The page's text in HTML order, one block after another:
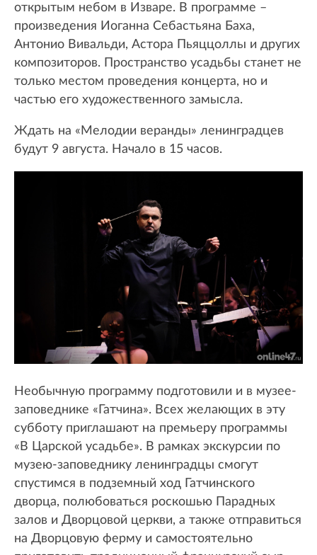
открытым небом в Изваре. В программе –
произведения Иоганна Себастьяна Баха,
Антонио Вивальди, Астора Пьяццоллы и других
композиторов. Пространство усадьбы станет не
только местом проведения концерта, но и
частью его художественного замысла.
Ждать на «Мелодии веранды» ленинградцев
будут 9 августа. Начало в 15 часов.
Необычную программу подготовили и в музее-
заповеднике «Гатчина». Всех желающих в эту
субботу приглашают на премьеру программы
«В Царской усадьбе». В рамках экскурсии по
музею-заповеднику ленинградцы смогут
спустимся в подземный ход Гатчинского
дворца, полюбоваться роскошью Парадных
залов и Дворцовой церкви, а также отправиться
на Дворцовую ферму и самостоятельно